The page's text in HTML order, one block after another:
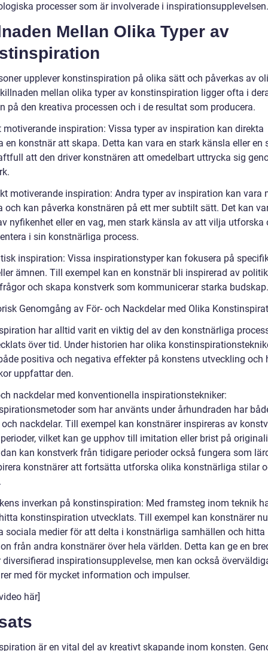
processer som är involverade i inspirationsupplevelsen.
Mellan Olika Typer av
upplever konstinspiration på olika sätt och påverkas av
mellan olika typer av konstinspiration ligger ofta i
på den kreativa processen och i de resultat som producera.
motiverande inspiration: Vissa typer av inspiration kan direkta
en konstnär att skapa. Detta kan vara en stark känsla eller en
att den driver konstnären att omedelbart uttrycka sig
motiverande inspiration: Andra typer av inspiration kan vara
och kan påverka konstnären på ett mer subtilt sätt. Det kan
nyfikenhet eller en vag, men stark känsla av att vilja utforska
i sin konstnärliga process.
inspiration: Vissa inspirationstyper kan fokusera på
ämnen. Till exempel kan en konstnär bli inspirerad av
och skapa konstverk som kommunicerar starka budskap.
Genomgång av För- och Nackdelar med Olika
har alltid varit en viktig del av den konstnärliga
över tid. Under historien har olika
positiva och negativa effekter på konstens utveckling och
uppfattar den.
nackdelar med konventionella inspirationstekniker:
som har använts under århundraden har
nackdelar. Till exempel kan konstnärer inspireras av
vilket kan ge upphov till imitation eller brist på
kan konstverk från tidigare perioder också fungera som
konstnärer att fortsätta utforska olika konstnärliga stilar
inverkan på konstinspiration: Med framsteg inom teknik
konstinspiration utvecklats. Till exempel kan konstnärer nu
sociala medier för att delta i konstnärliga samhällen och hitta
från andra konstnärer över hela världen. Detta kan ge en
diversifierad inspirationsupplevelse, men kan också
med för mycket information och impulser.
här]
är en vital del av kreativt skapande inom konsten.